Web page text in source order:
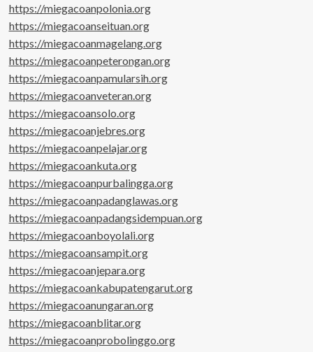
https://miegacoanpolonia.org
https://miegacoanseituan.org
https://miegacoanmagelang.org
https://miegacoanpeterongan.org
https://miegacoanpamularsih.org
https://miegacoanveteran.org
https://miegacoansolo.org
https://miegacoanjebres.org
https://miegacoanpelajar.org
https://miegacoankuta.org
https://miegacoanpurbalingga.org
https://miegacoanpadanglawas.org
https://miegacoanpadangsidempuan.org
https://miegacoanboyolali.org
https://miegacoansampit.org
https://miegacoanjepara.org
https://miegacoankabupatengarut.org
https://miegacoanungaran.org
https://miegacoanblitar.org
https://miegacoanprobolinggo.org